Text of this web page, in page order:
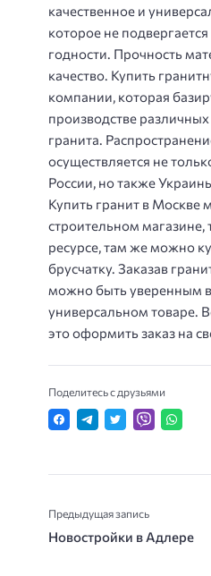
качественное и
которое не
годности. Прочность
качество. Купить
компании, которая
производстве
гранита.
осуществляется не
России, но также
Купить гранит в Москве
строительном магазине,
ресурсе, там же можно
брусчатку. Заказав
можно быть уверенным
универсальном товаре.
это оформить заказ на
Поделитесь с друзьями
Предыдущая запись
Новостройки в Адлере